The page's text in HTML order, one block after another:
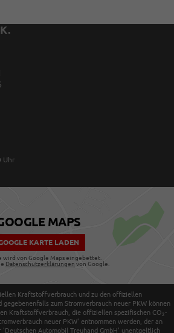
Uhr
MAPS
KARTE LADEN
wird von Google Maps eingebettet.
Datenschutzerklärungen von Google.
Kraftstoffverbrauch und zu den offiziellen
gegebenenfalls zum Stromverbrauch neuer PKW können
Kraftstoffverbrauch, die offiziellen spezifischen CO 2-
neuer PKW' entnommen werden, der an
Automobil Treuhand GmbH' unentgeltlich